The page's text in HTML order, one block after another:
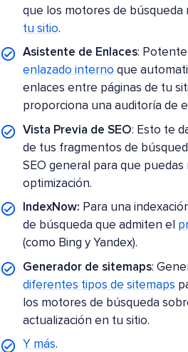
que los motores de
tu sitio.
Asistente de Enlaces:
enlazado interno que
enlaces entre páginas de tu
proporciona una auditoría de
Vista Previa de SEO: Esto te
de tus fragmentos de
SEO general para que puedas
optimización.
IndexNow: Para una
de búsqueda que admiten el
(como Bing y Yandex).
Generador de sitemaps:
diferentes tipos de sitemaps
los motores de búsqueda
actualización en tu sitio.
Y más.